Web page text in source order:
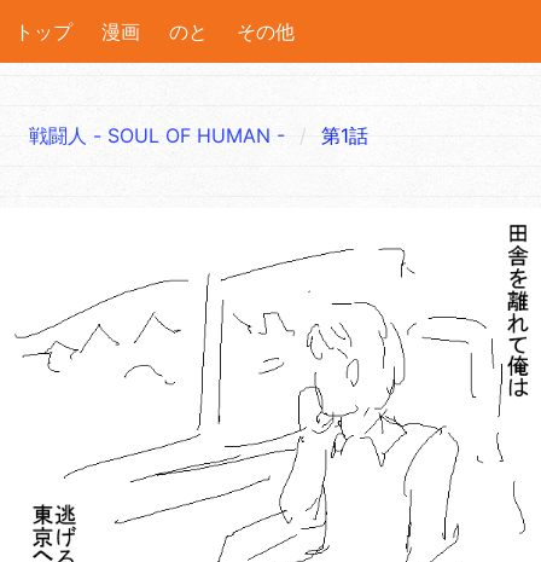
トップ 漫画 のと その他
戦闘人 - SOUL OF HUMAN - 第1話